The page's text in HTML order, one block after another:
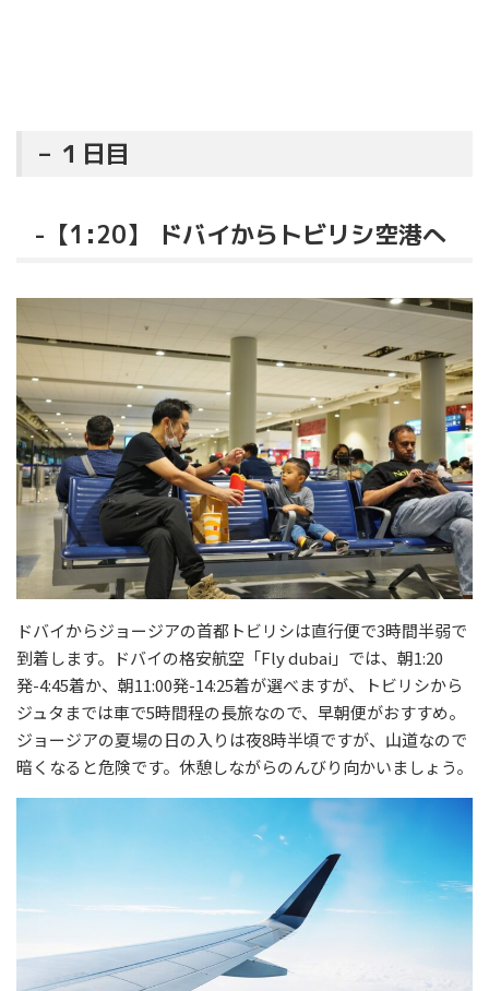
– １日目
-【1:20】 ドバイからトビリシ空港へ
ドバイからジョージアの首都トビリシは直行便で3時間半弱で
到着します。ドバイの格安航空「Fly dubai」では、朝1:20
発-4:45着か、朝11:00発-14:25着が選べますが、トビリシから
ジュタまでは車で5時間程の長旅なので、早朝便がおすすめ。
ジョージアの夏場の日の入りは夜8時半頃ですが、山道なので
暗くなると危険です。休憩しながらのんびり向かいましょう。